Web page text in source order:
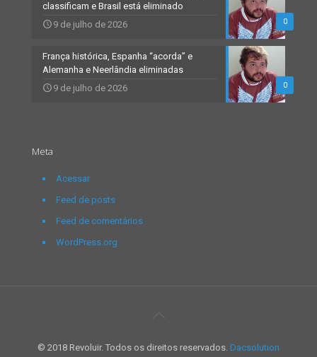
0
classificam e Brasil está eliminado
9 de julho de 2026
0
França histórica, Espanha “acorda” e
Alemanha e Neerlândia eliminadas
9 de julho de 2026
Meta
Acessar
Feed de posts
Feed de comentários
WordPress.org
© 2018 Revoluir. Todos os direitos reservados. Dacsolution